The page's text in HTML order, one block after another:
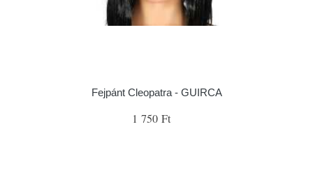
Fejpánt Cleopatra - GUIRCA
1 750 Ft